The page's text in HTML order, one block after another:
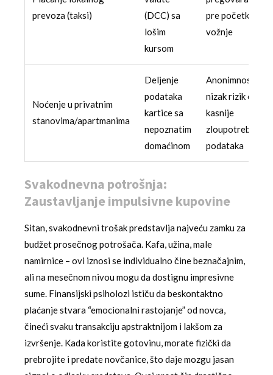
prevoza (taksi)
(DCC) sa
lošim
kursom
pre početka
vožnje
Noćenje u privatnim
stanovima/apartmanima
Deljenje
podataka
kartice sa
nepoznatim
domaćinom
Anonimnost,
nizak rizik od
kasnije
zloupotrebe
podataka
Svakodnevna potrošnja:
Zaustavljanje impulsivne kupovine
Sitan, svakodnevni trošak predstavlja najveću zamku za
budžet prosečnog potrošača. Kafa, užina, male
namirnice – ovi iznosi se individualno čine beznačajnim,
ali na mesečnom nivou mogu da dostignu impresivne
sume. Finansijski psiholozi ističu da beskontaktno
plaćanje stvara “emocionalni rastojanje” od novca,
čineći svaku transakciju apstraktnijom i lakšom za
izvršenje. Kada koristite gotovinu, morate fizički da
prebrojite i predate novčanice, što daje mozgu jasan